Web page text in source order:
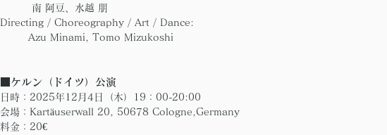
南 阿豆、水越 朋
Directing / Choreography / Art / Dance:
Azu Minami, Tomo Mizukoshi
■ケルン（ドイツ）公演
日時：2025年12月4日（木）19：00-20:00
会場：Kartäuserwall 20, 50678 Cologne,Germany
料金：20€